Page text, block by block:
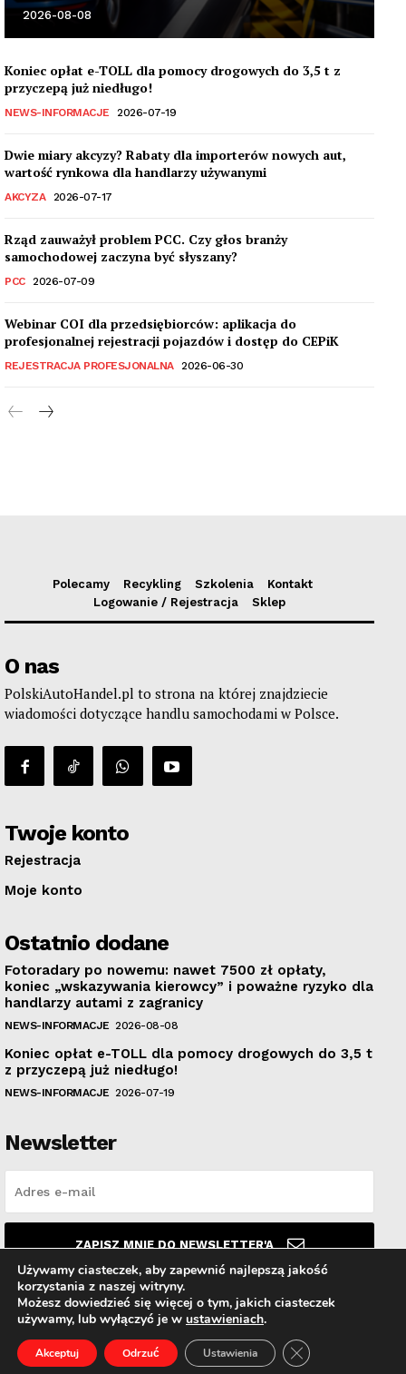
2026-08-08
Koniec opłat e-TOLL dla pomocy drogowych do 3,5 t z
przyczepą już niedługo!
NEWS-INFORMACJE 2026-07-19
Dwie miary akcyzy? Rabaty dla importerów nowych aut,
wartość rynkowa dla handlarzy używanymi
AKCYZA 2026-07-17
Rząd zauważył problem PCC. Czy głos branży
samochodowej zaczyna być słyszany?
PCC 2026-07-09
Webinar COI dla przedsiębiorców: aplikacja do
profesjonalnej rejestracji pojazdów i dostęp do CEPiK
REJESTRACJA PROFESJONALNA 2026-06-30
Polecamy Recykling Szkolenia
Kontakt
Logowanie / Rejestracja
Sklep
O nas
PolskiAutoHandel.pl to strona na której znajdziecie
wiadomości dotyczące handlu samochodami w Polsce.
Twoje konto
Rejestracja
Moje konto
Ostatnio dodane
Fotoradary po nowemu: nawet 7500 zł opłaty,
koniec „wskazywania kierowcy” i poważne ryzyko dla
handlarzy autami z zagranicy
NEWS-INFORMACJE 2026-08-08
Koniec opłat e-TOLL dla pomocy drogowych do 3,5 t
z przyczepą już niedługo!
NEWS-INFORMACJE 2026-07-19
Newsletter
ZAPISZ MNIE DO NEWSLETTER'A
Przeczytałem i akceptujęPolitykę prywatności
© PolskiAutoHandel.pl
Używamy ciasteczek, aby zapewnić najlepszą jakość
korzystania z naszej witryny.
Możesz dowiedzieć się więcej o tym, jakich ciasteczek
używamy, lub wyłączyć je w ustawieniach.
Akceptuj Odrzuć Ustawienia Zamknij panel